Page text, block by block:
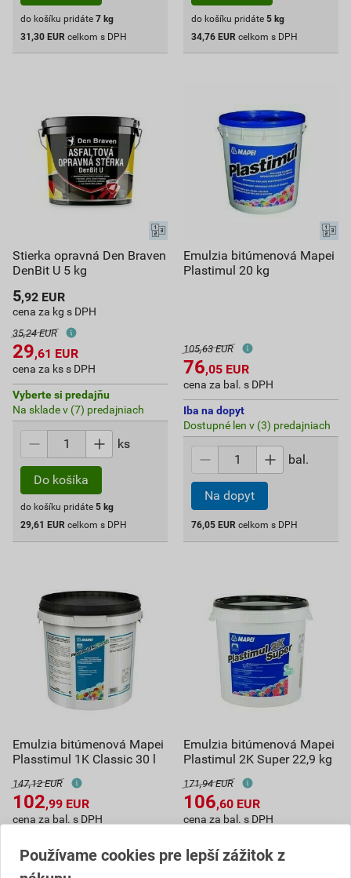
do košíku pridáte 7 kg
31,30 EUR celkom s DPH
do košíku pridáte 5 kg
34,76 EUR celkom s DPH
Stierka opravná Den Braven
DenBit U 5 kg
5,92 EUR
cena za kg s DPH
35,24 EUR
29,61 EUR
cena za ks s DPH
Vyberte si predajňu
Na sklade v (7) predajniach
ks
Do košíka
do košíku pridáte 5 kg
29,61 EUR celkom s DPH
Emulzia bitúmenová Mapei
Plastimul 20 kg
105,63 EUR
76,05 EUR
cena za bal. s DPH
Iba na dopyt
Dostupné len v (3) predajniach
bal.
Na dopyt
76,05 EUR celkom s DPH
Emulzia bitúmenová Mapei
Plasstimul 1K Classic 30 l
147,12 EUR
102,99 EUR
cena za bal. s DPH
Emulzia bitúmenová Mapei
Plastimul 2K Super 22,9 kg
171,94 EUR
106,60 EUR
cena za bal. s DPH
Používame cookies pre lepší zážitok z